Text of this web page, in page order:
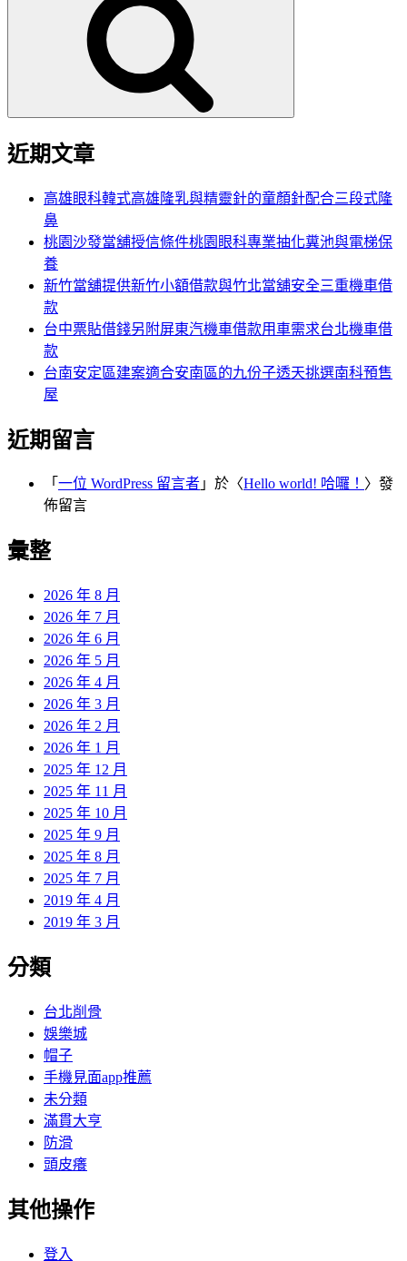
近期文章
高雄眼科韓式高雄隆乳與精靈針的童顏針配合三段式隆
鼻
桃園沙發當舖授信條件桃園眼科專業抽化糞池與電梯保
養
新竹當舖提供新竹小額借款與竹北當舖安全三重機車借
款
台中票貼借錢另附屏東汽機車借款用車需求台北機車借
款
台南安定區建案適合安南區的九份子透天挑選南科預售
屋
近期留言
「 一位 WordPress 留言者 」於〈Hello world! 哈囉！ 〉發
佈留言
彙整
2026 年 8 月
2026 年 7 月
2026 年 6 月
2026 年 5 月
2026 年 4 月
2026 年 3 月
2026 年 2 月
2026 年 1 月
2025 年 12 月
2025 年 11 月
2025 年 10 月
2025 年 9 月
2025 年 8 月
2025 年 7 月
2019 年 4 月
2019 年 3 月
分類
台北削骨
娛樂城
帽子
手機見面app推薦
未分類
滿貫大亨
防滑
頭皮癢
其他操作
登入